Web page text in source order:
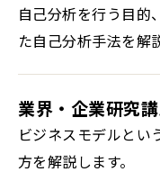
自己分析を行う目的
た自己分析手法を解
業界・企業研究
ビジネスモデルとい
方を解説します。